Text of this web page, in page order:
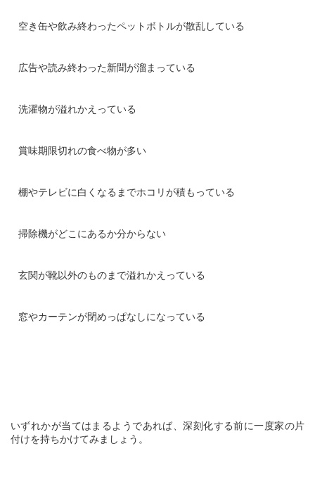
空き缶や飲み終わったペットボトルが散乱している
広告や読み終わった新聞が溜まっている
洗濯物が溢れかえっている
賞味期限切れの食べ物が多い
棚やテレビに白くなるまでホコリが積もっている
掃除機がどこにあるか分からない
玄関が靴以外のものまで溢れかえっている
窓やカーテンが閉めっぱなしになっている
いずれかが当てはまるようであれば、深刻化する前に一度家の片
付けを持ちかけてみましょう。